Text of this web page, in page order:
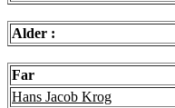
Alder :
Far
Hans Jacob Krog